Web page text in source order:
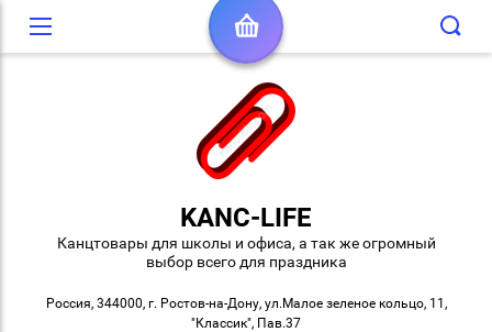
KANC-LIFE
Канцтовары для школы и офиса, а так же огромный
выбор всего для праздника
Россия, 344000, г. Ростов-на-Дону, ул.Малое зеленое кольцо, 11,
"Классик", Пав.37